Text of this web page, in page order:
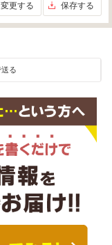
変更する 保存する
送る